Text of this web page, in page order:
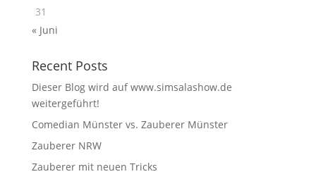
31
« Juni
Recent Posts
Dieser Blog wird auf www.simsalashow.de
weitergeführt!
Comedian Münster vs. Zauberer Münster
Zauberer NRW
Zauberer mit neuen Tricks